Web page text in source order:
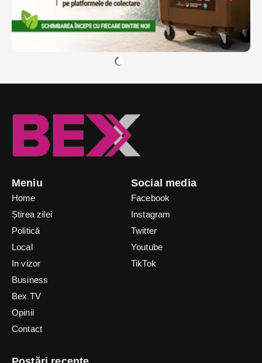
Meniu
Home
Știrea zilei
Politică
Local
In vizor
Business
Bex TV
Opinii
Contact
Social media
Facebook
Instagram
Twitter
Youtube
TikTok